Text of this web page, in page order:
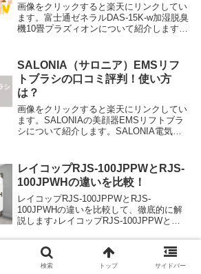
画像をクリックすると楽天にリンクしてい
ます。富士通ゼネラルDAS-15K-w加湿脱臭
機10畳プラズィオンについて紹介します。
はどこが良いかについてもお話し...
SALONIA（サロニア）EMSリフ
トブラシの口コミ評判！使い方
は？
画像をクリックすると楽天にリンクしてい
ます。SALONIAの美顔器EMSリフトブラ
シについて紹介します。SALONIA電気ブ
ブラシは、独自のEMS周波で筋肉...
レイコップRJS-100JPPWとRJS-
100JPWHの違いを比較！
レイコップRJS-100JPPWとRJS-
100JPWHの違いを比較して、徹底的に解
説します♪レイコップRJS-100JPPWと
以下の5つでした。
テスコム芯温スマートクッカー
TLC70AKの口コミ評判！アメトー
検索 トップ サイドバー